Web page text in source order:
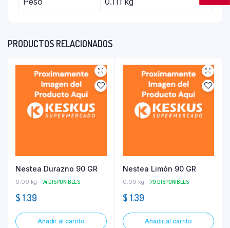
PRODUCTOS RELACIONADOS
Nestea Durazno 90 GR
0.09 kg 74 DISPONIBLES
$ 1.39
Añadir al carrito
Nestea Limón 90 GR
0.09 kg 79 DISPONIBLES
$ 1.39
Añadir al carrito